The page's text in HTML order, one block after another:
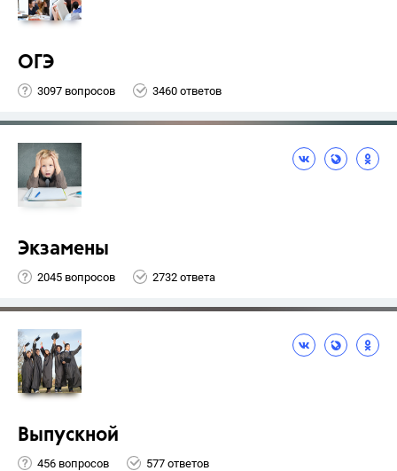
ОГЭ
3097 вопросов 3460 ответов
Экзамены
2045 вопросов 2732 ответа
Выпускной
456 вопросов 577 ответов